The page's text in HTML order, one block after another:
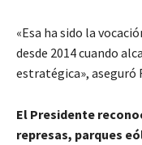
«Esa ha sido la
desde 2014 cuando
estratégica», aseguró
El Presidente
represas, parques